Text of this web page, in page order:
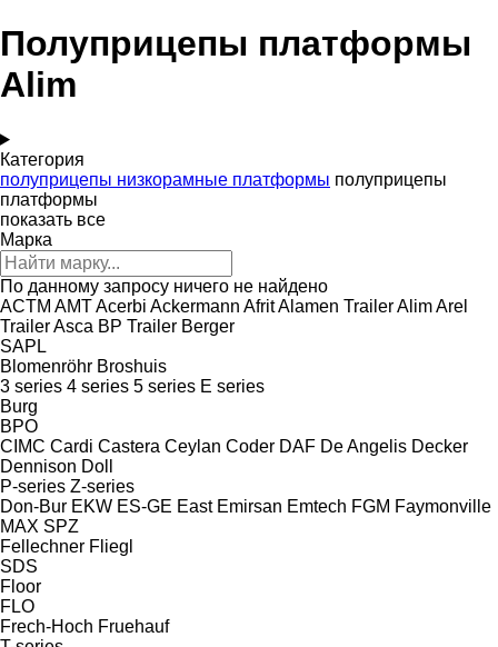
Полуприцепы платформы
Alim
Категория
полуприцепы низкорамные платформы полуприцепы
платформы
показать все
Марка
По данному запросу ничего не найдено
ACTM AMTAcerbi Ackermann AfritAlamen TrailerAlimArel
TrailerAsca BP Trailer Berger
SAPL
Blomenröhr Broshuis
3 series 4 series 5 series E series
Burg
BPO
CIMC Cardi Castera Ceylan Coder DAF De Angelis Decker
Dennison Doll
P-series Z-series
Don-Bur EKW ES-GE East Emirsan Emtech FGM Faymonville
MAX SPZ
Fellechner Fliegl
SDS
Floor
FLO
Frech-Hoch Fruehauf